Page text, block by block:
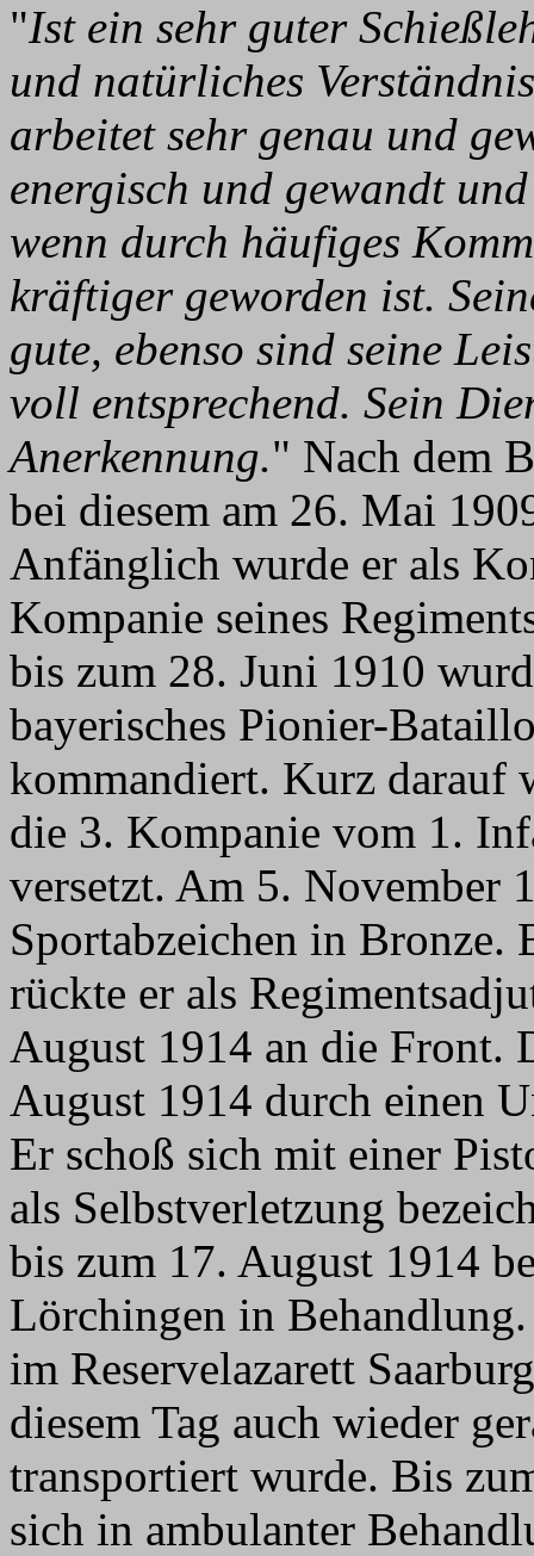
"Ist ein sehr guter
und natürliches
arbeitet sehr genau und
energisch und gewandt
wenn durch häufiges
kräftiger geworden ist.
gute, ebenso sind seine
voll entsprechend. Sein
Anerkennung." Nach dem
bei diesem am 26. Mai
Anfänglich wurde er als
Kompanie seines
bis zum 28. Juni 1910
bayerisches Pionier-
kommandiert. Kurz darauf
die 3. Kompanie vom 1.
versetzt. Am 5. November
Sportabzeichen in Bronze.
rückte er als
August 1914 an die Front.
August 1914 durch einen
Er schoß sich mit einer
als Selbstverletzung
bis zum 17. August 1914
Lörchingen in
im Reservelazarett
diesem Tag auch wieder
transportiert wurde. Bis
sich in ambulanter